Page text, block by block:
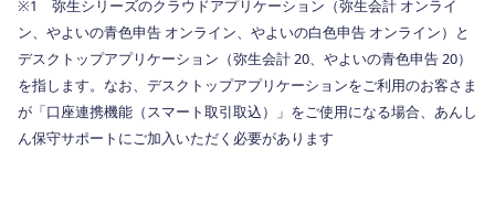
※1 弥生シリーズのクラウドアプリケーション（弥生会計 オンライ
ン、やよいの青色申告 オンライン、やよいの白色申告 オンライン）と
デスクトップアプリケーション（弥生会計 20、やよいの青色申告 20）
を指します。なお、デスクトップアプリケーションをご利用のお客さま
が「口座連携機能（スマート取引取込）」をご使用になる場合、あんし
ん保守サポートにご加入いただく必要があります